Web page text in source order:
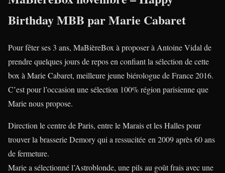
Birthday MBB par Marie Cabaret
Pour fêter ses 3 ans, MaBièreBox à proposer à Antoine Vidal de
prendre quelques jours de repos en confiant la sélection de cette
box à Marie Cabaret, meilleure jeune biérologue de France 2016.
C’est pour l’occasion une sélection 100% région parisienne que
Marie nous propose.
Direction le centre de Paris, entre le Marais et les Halles pour
trouver la brasserie Demory qui a ressucitée en 2009 après 60 ans
de fermeture.
Marie a sélectionné l’Astroblonde, une pils au goût frais avec une